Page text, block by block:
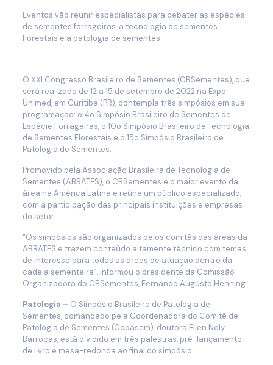
Eventos vão reunir especialistas para debater as espécies
de sementes forrageiras, a tecnologia de sementes
florestais e a patologia de sementes
O XXI Congresso Brasileiro de Sementes (CBSementes), que
será realizado de 12 a 15 de setembro de 2022 na Expo
Unimed, em Curitiba (PR), contempla três simpósios em sua
programação: o 4o Simpósio Brasileiro de Sementes de
Espécie Forrageiras, o 10o Simpósio Brasileiro de Tecnologia
de Sementes Florestais e o 15o Simpósio Brasileiro de
Patologia de Sementes.
Promovido pela Associação Brasileira de Tecnologia de
Sementes (ABRATES), o CBSementes é o maior evento da
área na América Latina e reúne um público especializado,
com a participação das principais instituições e empresas
do setor.
“Os simpósios são organizados pelos comitês das áreas da
ABRATES e trazem conteúdo altamente técnico com temas
de interesse para todas as áreas de atuação dentro da
cadeia sementeira”, informou o presidente da Comissão
Organizadora do CBSementes, Fernando Augusto Henning.
Patologia – O Simpósio Brasileiro de Patologia de
Sementes, comandado pela Coordenadora do Comitê de
Patologia de Sementes (Copasem), doutora Ellen Noly
Barrocas, está dividido em três palestras, pré-lançamento
de livro e mesa-redonda ao final do simpósio.